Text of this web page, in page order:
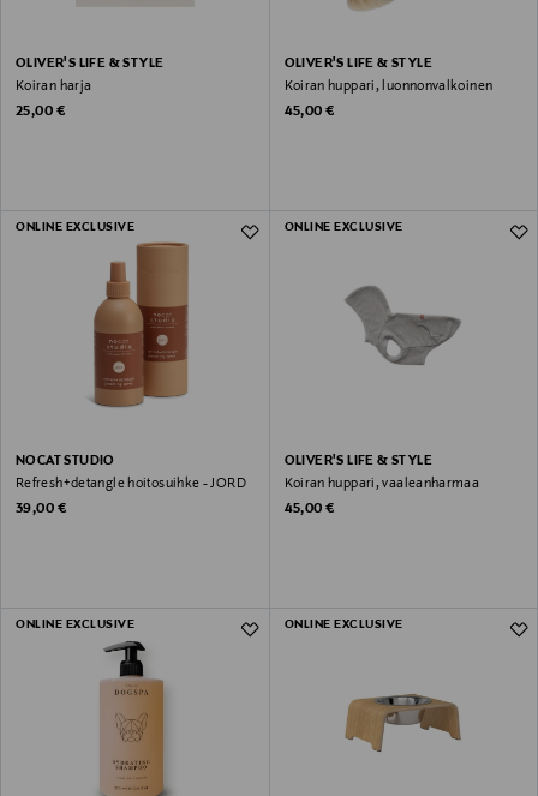
OLIVER'S LIFE & STYLE
Koiran harja
Original Price
25,00 €
OLIVER'S LIFE & STYLE
Koiran huppari, luonnonvalkoinen
Original Price
45,00 €
ONLINE EXCLUSIVE
NOCAT STUDIO
Refresh+detangle hoitosuihke - JORD
Original Price
39,00 €
ONLINE EXCLUSIVE
OLIVER'S LIFE & STYLE
Koiran huppari, vaaleanharmaa
Original Price
45,00 €
ONLINE EXCLUSIVE ONLINE EXCLUSIVE